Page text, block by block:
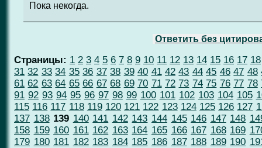
Пока некогда.
Ответить без
Страницы: 1 2 3 4 5 6 7 8 9 10 11 12 13 14 15 16 17 18
31 32 33 34 35 36 37 38 39 40 41 42 43 44 45 46 47 48
61 62 63 64 65 66 67 68 69 70 71 72 73 74 75 76 77 78
91 92 93 94 95 96 97 98 99 100 101 102 103 104 105
115 116 117 118 119 120 121 122 123 124 125 126 127
137 138 139 140 141 142 143 144 145 146 147 148
158 159 160 161 162 163 164 165 166 167 168 169
179 180 181 182 183 184 185 186 187 188 189 190